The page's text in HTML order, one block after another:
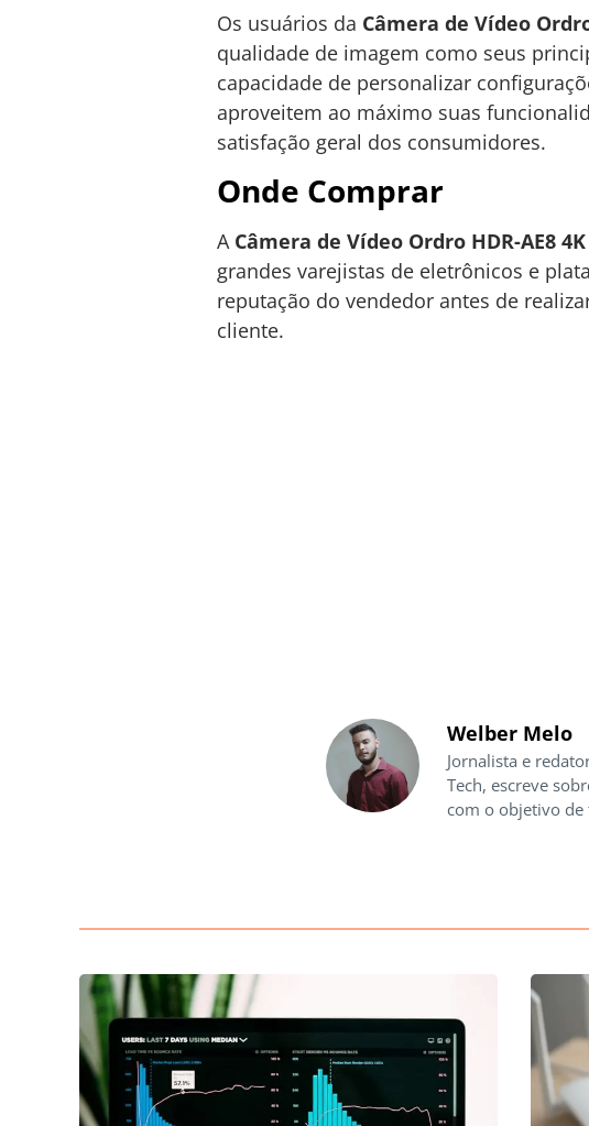
Os usuários da Câmera de Vídeo
qualidade de imagem como seus
capacidade de personalizar
aproveitem ao máximo suas
satisfação geral dos consumidores.
Onde Comprar
A Câmera de Vídeo Ordro HDR-AE8
grandes varejistas de eletrônicos e
reputação do vendedor antes de
cliente.
Welber Melo
Jornalista e
Tech, escreve
com o objetivo de